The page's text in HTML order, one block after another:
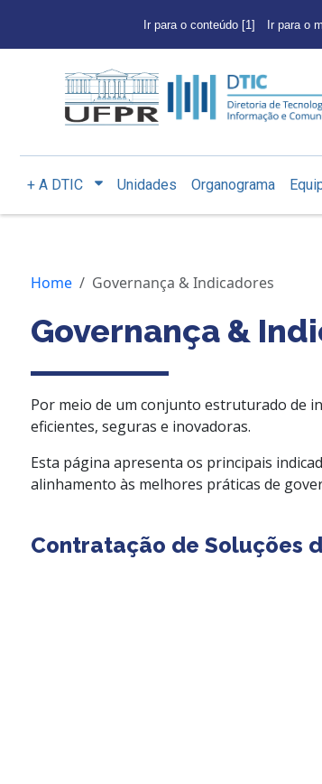
Ir para o conteúdo [1] Ir para o
+ A DTIC Unidades Organograma
Home Governança & Indicadores
Governança &
Por meio de um conjunto estruturado de
eficientes, seguras e inovadoras.
Esta página apresenta os principais
alinhamento às melhores práticas de
Contratação de Soluções